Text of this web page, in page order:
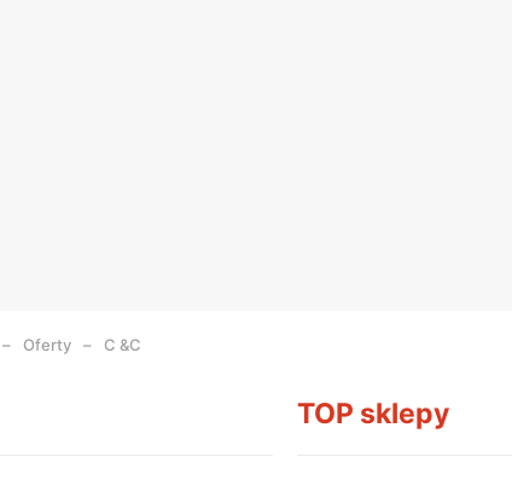
Oferty C &C
TOP sklepy